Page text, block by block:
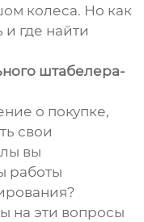
колеса. Но как
где найти
штабелера-
о покупке,
свои
вы
работы
на эти вопросы